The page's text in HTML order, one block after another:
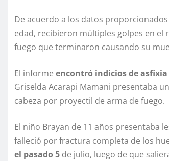
De acuerdo a los datos
edad, recibieron múltiples golpes en el
fuego que terminaron causando su
El informe encontró indicios de asfixia
Griselda Acarapi Mamani presentaba
cabeza por proyectil de arma de fuego.
El niño Brayan de 11 años presentaba
falleció por fractura completa de los
el pasado 5 de julio, luego de que